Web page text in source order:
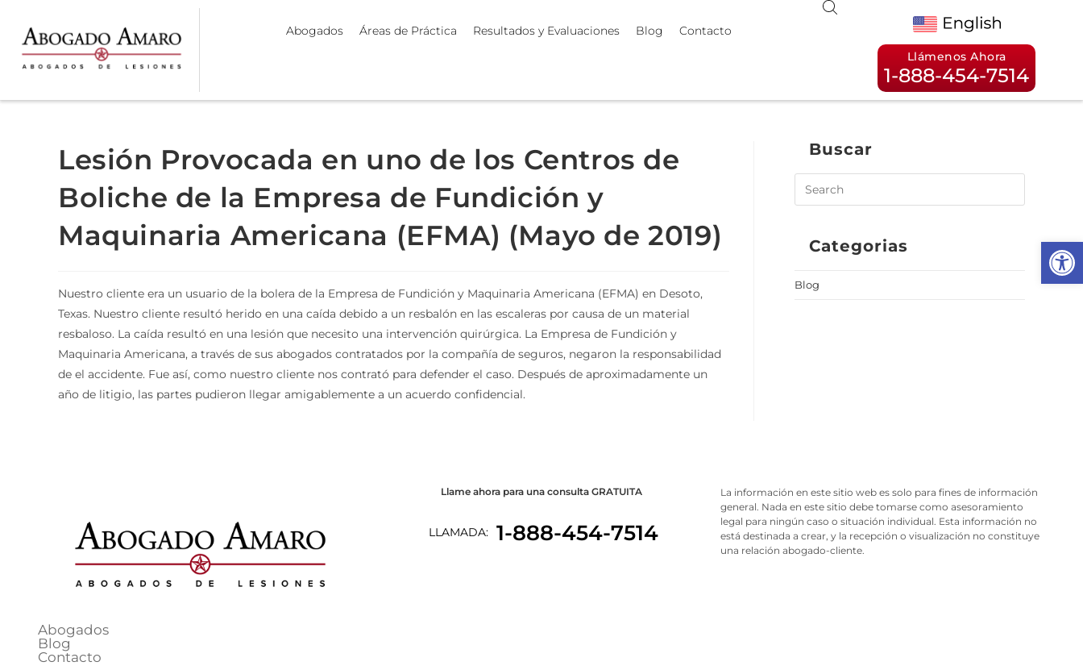
Llámenos Ahora
1-888-454-7514
Abogados Áreas de Práctica Resultados y Evaluaciones Blog Contacto
Lesión Provocada en uno de los Centros de
Boliche de la Empresa de Fundición y
Maquinaria Americana (EFMA) (Mayo de 2019)
Nuestro cliente era un usuario de la bolera de la Empresa de Fundición y Maquinaria Americana (EFMA) en Desoto,
Texas. Nuestro cliente resultó herido en una caída debido a un resbalón en las escaleras por causa de un material
resbaloso. La caída resultó en una lesión que necesito una intervención quirúrgica. La Empresa de Fundición y
Maquinaria Americana, a través de sus abogados contratados por la compañía de seguros, negaron la responsabilidad
de el accidente. Fue así, como nuestro cliente nos contrató para defender el caso. Después de aproximadamente un
año de litigio, las partes pudieron llegar amigablemente a un acuerdo confidencial.
Buscar
Categorias
Blog
Abogados
Blog
Contacto
Llame ahora para una consulta GRATUITA
LLAMADA: 1-888-454-7514
La información en este sitio web es solo para fines de información
general. Nada en este sitio debe tomarse como asesoramiento
legal para ningún caso o situación individual. Esta información no
está destinada a crear, y la recepción o visualización no constituye
una relación abogado-cliente.